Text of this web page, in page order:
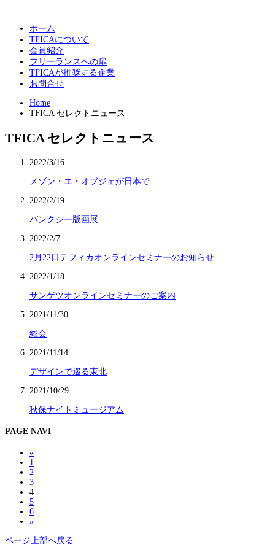
ホーム
TFICAについて
会員紹介
フリーランスへの扉
TFICAが推奨する企業
お問合せ
Home
TFICA セレクトニュース
TFICA セレクトニュース
2022/3/16
メゾン・エ・オブジェが日本で
2022/2/19
バンクシー版画展
2022/2/7
2月22日テフィカオンラインセミナーのお知らせ
2022/1/18
サンゲツオンラインセミナーのご案内
2021/11/30
総会
2021/11/14
デザインで巡る東北
2021/10/29
秋保ナイトミュージアム
PAGE NAVI
«
1
2
3
4
5
6
»
ページ上部へ戻る